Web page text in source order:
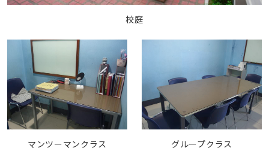
校庭
マンツーマンクラス
グループクラス